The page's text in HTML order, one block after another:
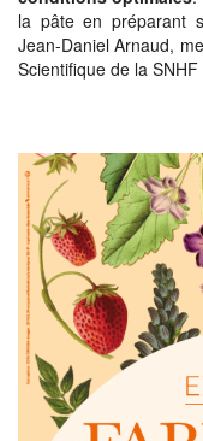
la pâte en préparant
Jean-Daniel Arnaud,
Scientifique de la SNHF